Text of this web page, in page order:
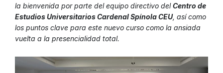
la bienvenida por parte del equipo directivo delCentro de
Estudios Universitarios Cardenal Spínola CEU, así como
los puntos clave para este nuevo curso como la ansiada
vuelta a la presencialidad total.